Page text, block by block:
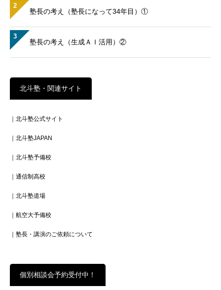
2
塾長の考え（塾長になって34年目）①
3
塾長の考え（生成ＡＩ活用）②
北斗塾・関連サイト
｜北斗塾公式サイト
｜北斗塾JAPAN
｜北斗塾予備校
｜通信制高校
｜北斗塾道場
｜航空大予備校
｜塾長・講演のご依頼について
個別相談会予約受付中！